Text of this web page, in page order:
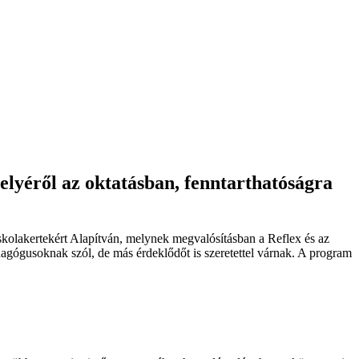
az oktatásban, fenntarthatóságra
Alapítván, melynek megvalósításban a Reflex és az
szól, de más érdeklődőt is szeretettel várnak. A program